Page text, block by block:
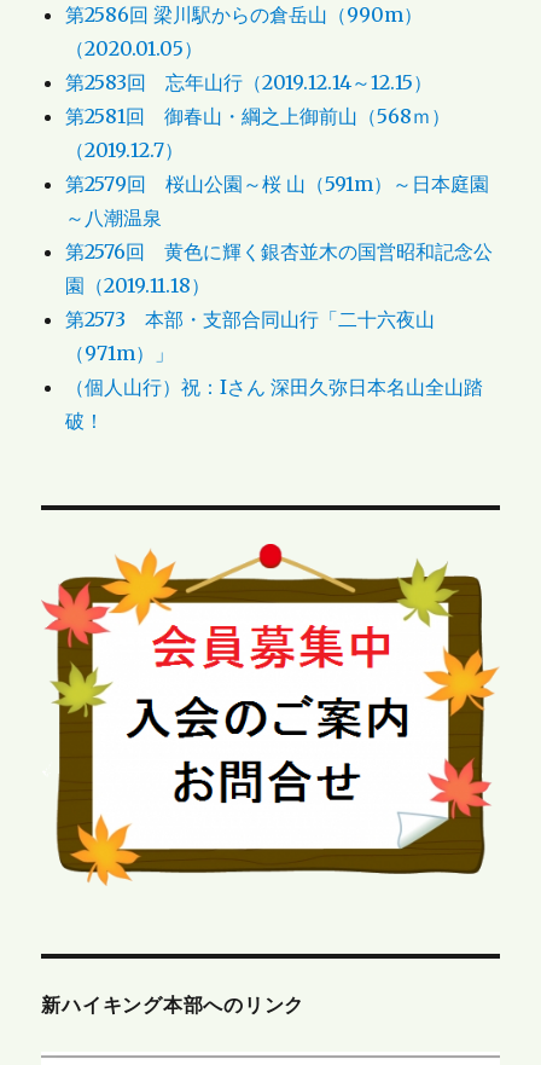
第2586回 梁川駅からの倉岳山（990m）
（2020.01.05）
第2583回 忘年山行（2019.12.14～12.15）
第2581回 御春山・綱之上御前山（568ｍ）
（2019.12.7）
第2579回 桜山公園～桜 山（591m）～日本庭園
～八潮温泉
第2576回 黄色に輝く銀杏並木の国営昭和記念公
園（2019.11.18）
第2573 本部・支部合同山行「二十六夜山
（971m）」
（個人山行）祝：Iさん 深田久弥日本名山全山踏
破！
新ハイキング本部へのリンク